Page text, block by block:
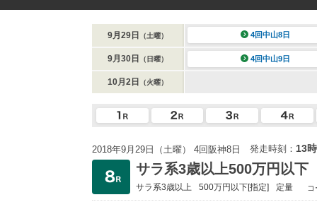
9月29日 （土曜） 4回中山8日
9月30日 （日曜） 4回中山9日
10月2日 （火曜）
2018年9月29日（土曜） 4回阪神8日 発走時刻： 13
サラ系3歳以上500万円以下
サラ系3歳以上 500万円以下[指定] 定量